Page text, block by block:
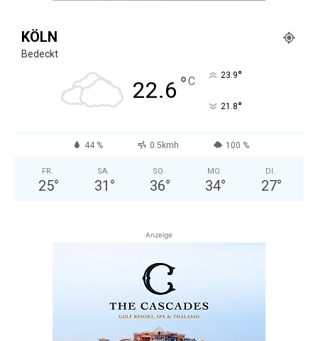
KÖLN
Bedeckt
22.6 °C 23.9°
21.8°
44 % 0.5kmh 100 %
FR.
25°
SA.
31 °
SO.
36°
MO.
34°
DI.
27°
Anzeige